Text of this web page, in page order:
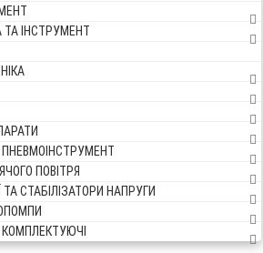
ТА ІНСТРУМЕНТ
ПОВІТРЯ
ТА СТАБІЛІЗАТОРИ НАПРУГИ